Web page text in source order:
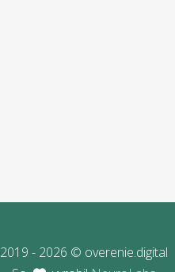
2019 - 2026 © overenie.digital